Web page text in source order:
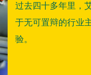
过去四十多年里，
于无可置辩的行业
验。